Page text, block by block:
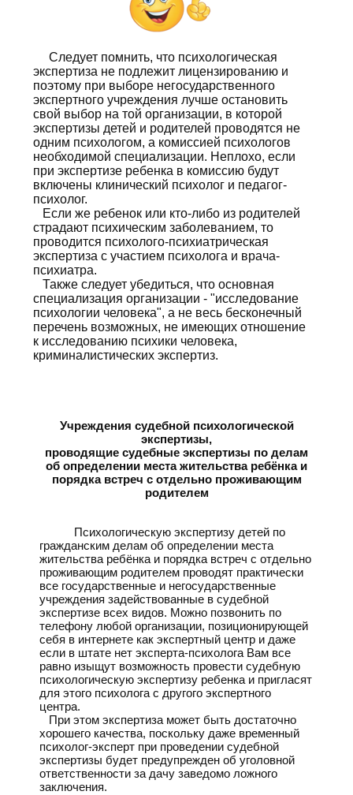
Следует помнить, что психологическая
экспертиза не подлежит лицензированию и
поэтому при выборе негосударственного
экспертного учреждения лучше остановить
свой выбор на той организации, в которой
экспертизы детей и родителей проводятся не
одним психологом, а комиссией психологов
необходимой специализации. Неплохо, если
при экспертизе ребенка в комиссию будут
включены клинический психолог и педагог-
психолог.
Если же ребенок или кто-либо из родителей
страдают психическим заболеванием, то
проводится психолого-психиатрическая
экспертиза с участием психолога и врача-
психиатра.
Также следует убедиться, что основная
специализация организации - "исследование
психологии человека", а не весь бесконечный
перечень возможных, не имеющих отношение
к исследованию психики человека,
криминалистических экспертиз.
Учреждения судебной психологической
экспертизы,
проводящие судебные экспертизы по делам
об определении места жительства ребёнка и
порядка встреч с отдельно проживающим
родителем
Психологическую экспертизу детей по
гражданским делам об определении места
жительства ребёнка и порядка встреч с отдельно
проживающим родителем проводят практически
все государственные и негосударственные
учреждения задействованные в судебной
экспертизе всех видов. Можно позвонить по
телефону любой организации, позиционирующей
себя в интернете как экспертный центр и даже
если в штате нет эксперта-психолога Вам все
равно изыщут возможность провести судебную
психологическую экспертизу ребенка и пригласят
для этого психолога с другого экспертного
центра.
При этом экспертиза может быть достаточно
хорошего качества, поскольку даже временный
психолог-эксперт при проведении судебной
экспертизы будет предупрежден об уголовной
ответственности за дачу заведомо ложного
заключения.